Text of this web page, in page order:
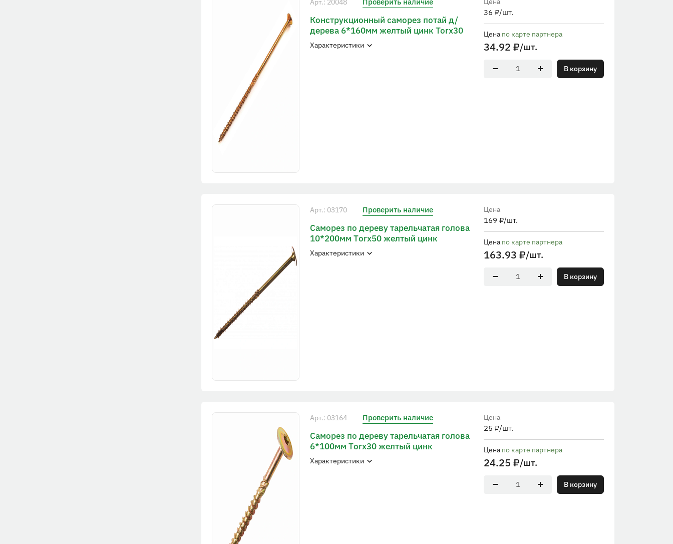
Арт.: 20048
Конструкционный саморез потай д/
дерева 6*160мм желтый цинк Torx30
Характеристики
36 ₽/шт.
Цена по карте партнера
34.92 ₽/шт.
В корзину
Арт.: 03170 Проверить наличие
Саморез по дереву тарельчатая голова
10*200мм Тorx50 желтый цинк
Характеристики
Цена
169 ₽/шт.
Цена по карте партнера
163.93 ₽/шт.
В корзину
Арт.: 03164 Проверить наличие
Саморез по дереву тарельчатая голова
6*100мм Тorx30 желтый цинк
Характеристики
Цена
25 ₽/шт.
Цена по карте партнера
24.25 ₽/шт.
В корзину